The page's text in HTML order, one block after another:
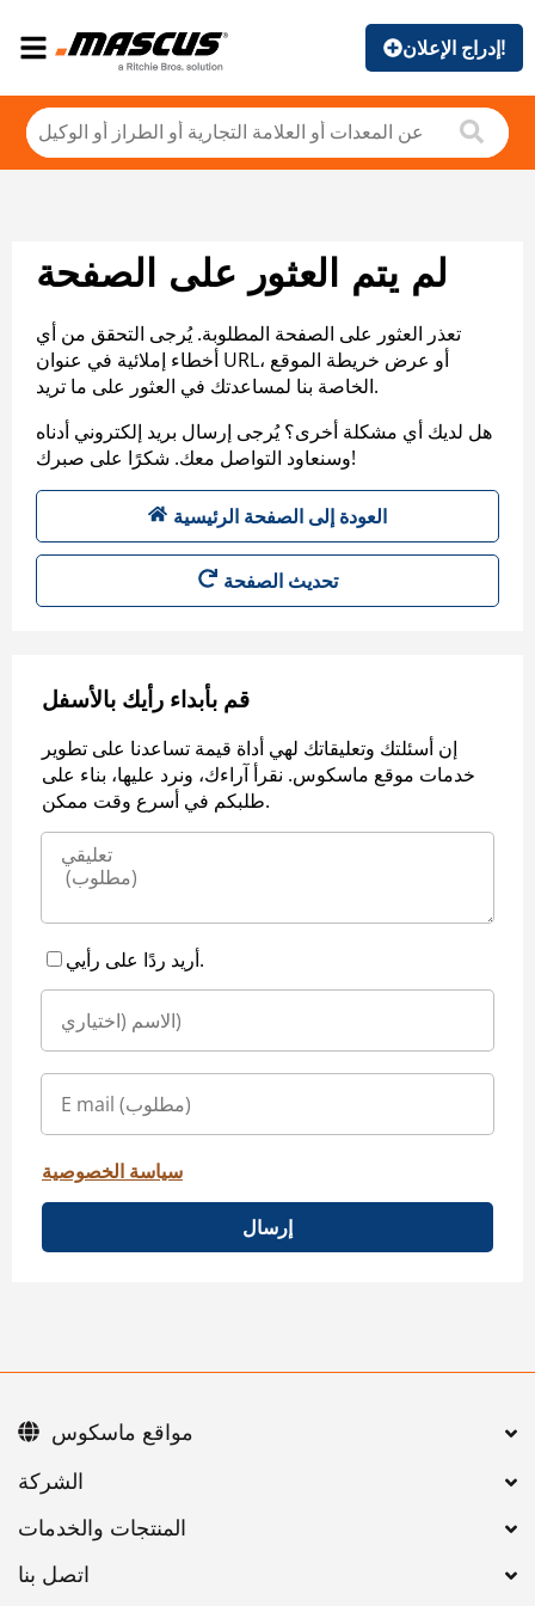
إدراج الإعلان!
لم يتم العثور على الصفحة
تعذر العثور على الصفحة المطلوبة. يُرجى التحقق من أي
أخطاء إملائية في عنوان URL، أو عرض خريطة الموقع
الخاصة بنا لمساعدتك في العثور على ما تريد.
هل لديك أي مشكلة أخرى؟ يُرجى إرسال بريد إلكتروني أدناه
وسنعاود التواصل معك. شكرًا على صبرك!
العودة إلى الصفحة الرئيسية
تحديث الصفحة
قم بأبداء رأيك بالأسفل
إن أسئلتك وتعليقاتك لهي أداة قيمة تساعدنا على تطوير
خدمات موقع ماسكوس. نقرأ آراءك، ونرد عليها، بناء على
طلبكم في أسرع وقت ممكن.
أريد ردًا على رأيي.
سياسة الخصوصية
إرسال
اتصل بنا
مواقع ماسكوس